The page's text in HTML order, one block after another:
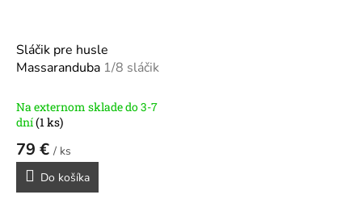
Sláčik pre husle
Massaranduba 1/8 sláčik
Na externom sklade do 3-7
dní(1 ks)
79 € / ks
Do košíka